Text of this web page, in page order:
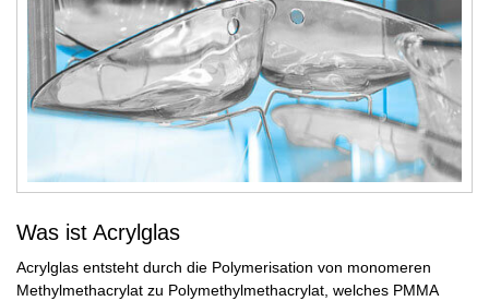
Was ist Acrylglas
Acrylglas entsteht durch die Polymerisation von monomeren
Methylmethacrylat zu Polymethylmethacrylat, welches PMMA